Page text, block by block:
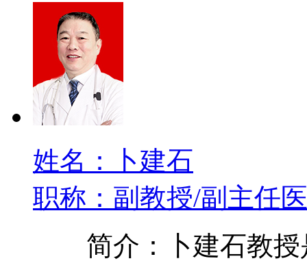
姓名：卜建石
职称：副教授/副主任
简介：卜建石教授